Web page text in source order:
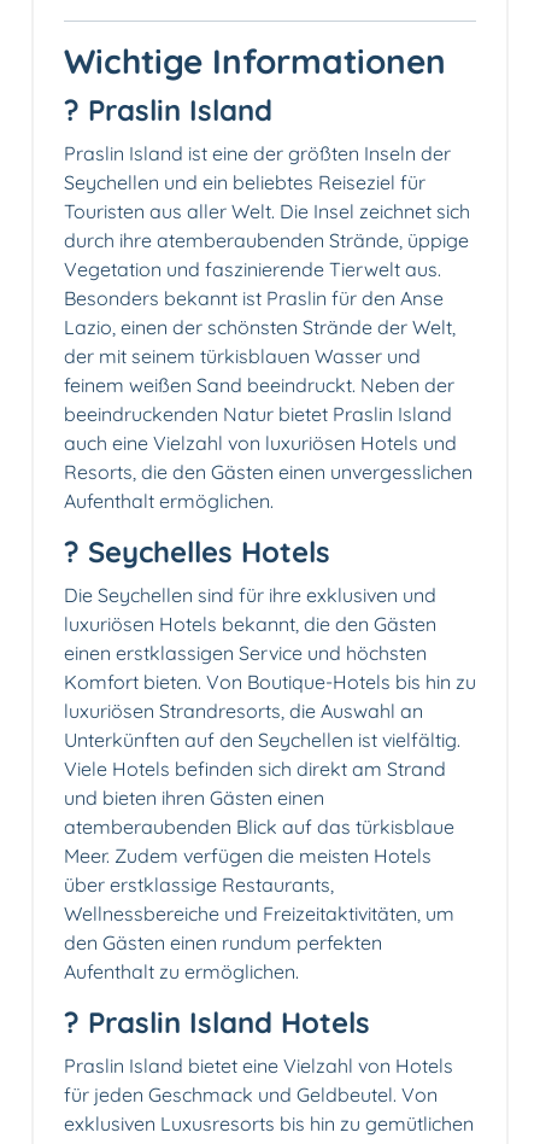
Wichtige Informationen
? Praslin Island
Praslin Island ist eine der größten Inseln der
Seychellen und ein beliebtes Reiseziel für
Touristen aus aller Welt. Die Insel zeichnet sich
durch ihre atemberaubenden Strände, üppige
Vegetation und faszinierende Tierwelt aus.
Besonders bekannt ist Praslin für den Anse
Lazio, einen der schönsten Strände der Welt,
der mit seinem türkisblauen Wasser und
feinem weißen Sand beeindruckt. Neben der
beeindruckenden Natur bietet Praslin Island
auch eine Vielzahl von luxuriösen Hotels und
Resorts, die den Gästen einen unvergesslichen
Aufenthalt ermöglichen.
? Seychelles Hotels
Die Seychellen sind für ihre exklusiven und
luxuriösen Hotels bekannt, die den Gästen
einen erstklassigen Service und höchsten
Komfort bieten. Von Boutique-Hotels bis hin zu
luxuriösen Strandresorts, die Auswahl an
Unterkünften auf den Seychellen ist vielfältig.
Viele Hotels befinden sich direkt am Strand
und bieten ihren Gästen einen
atemberaubenden Blick auf das türkisblaue
Meer. Zudem verfügen die meisten Hotels
über erstklassige Restaurants,
Wellnessbereiche und Freizeitaktivitäten, um
den Gästen einen rundum perfekten
Aufenthalt zu ermöglichen.
? Praslin Island Hotels
Praslin Island bietet eine Vielzahl von Hotels
für jeden Geschmack und Geldbeutel. Von
exklusiven Luxusresorts bis hin zu gemütlichen